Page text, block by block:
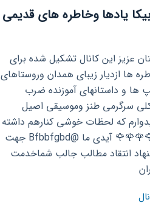
یادها وخاطره های قدیمی
عزیز این کانال تشکیل شده برای
ها ازدیار زیبای همدان وروستاهای
ها و داستانهای آموزنده ضرب
سرگرمی طنز وموسیقی اصیل
که لحظات خوشی کنارهم داشته
باشیم 🌹🌹🌹🌹🌹 آیدی ما @Bfbbfgbd جهت
انتقاد مطالب جالب شماخدمت
کانال